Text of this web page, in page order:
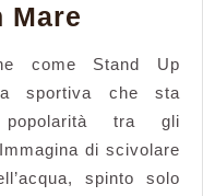
Mare
SUP
Mare?
Scopri
lo
come Stand Up
sportiva che sta
popolarità tra gli
di scivolare
spinto solo